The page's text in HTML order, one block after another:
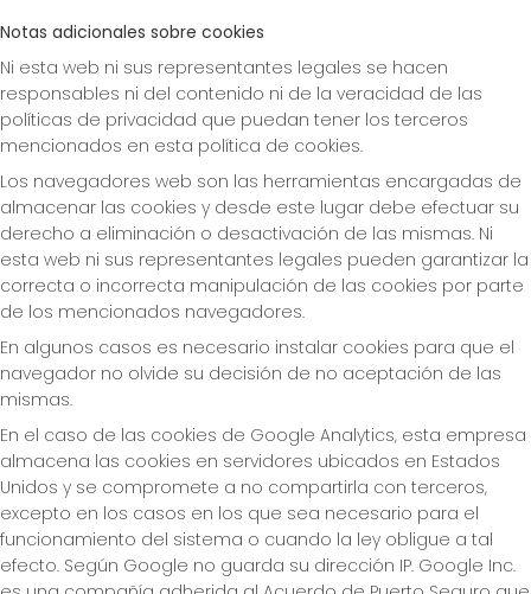
Notas adicionales sobre cookies
Ni esta web ni sus representantes legales se hacen
responsables ni del contenido ni de la veracidad de las
políticas de privacidad que puedan tener los terceros
mencionados en esta política de cookies.
Los navegadores web son las herramientas encargadas de
almacenar las cookies y desde este lugar debe efectuar su
derecho a eliminación o desactivación de las mismas. Ni
esta web ni sus representantes legales pueden garantizar la
correcta o incorrecta manipulación de las cookies por parte
de los mencionados navegadores.
En algunos casos es necesario instalar cookies para que el
navegador no olvide su decisión de no aceptación de las
mismas.
En el caso de las cookies de Google Analytics, esta empresa
almacena las cookies en servidores ubicados en Estados
Unidos y se compromete a no compartirla con terceros,
excepto en los casos en los que sea necesario para el
funcionamiento del sistema o cuando la ley obligue a tal
efecto. Según Google no guarda su dirección IP. Google Inc.